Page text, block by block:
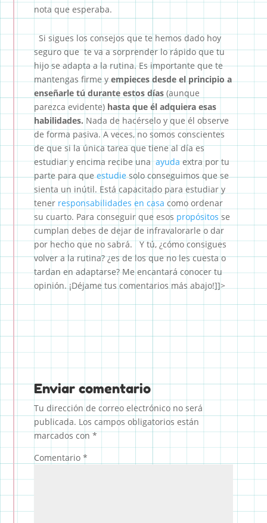
nota que esperaba.
Si sigues los consejos que te hemos dado hoy
seguro que te va a sorprender lo rápido que tu
hijo se adapta a la rutina. Es importante que te
mantengas firme yempieces desde el principio a
enseñarle tú durante estos días (aunque
parezca evidente)hasta que él adquiera esas
habilidades. Nada de hacérselo y que él observe
de forma pasiva. A veces, no somos conscientes
de que si la única tarea que tiene al día es
estudiar y encima recibe unaayudaextra por tu
parte para queestudiesolo conseguimos que se
sienta un inútil. Está capacitado para estudiar y
tener responsabilidades en casa como ordenar
su cuarto. Para conseguir que esos propósitos se
cumplan debes de dejar de infravalorarle o dar
por hecho que no sabrá. Y tú, ¿cómo consigues
volver a la rutina? ¿es de los que no les cuesta o
tardan en adaptarse? Me encantará conocer tu
opinión. ¡Déjame tus comentarios más abajo!]]>
Enviar comentario
Tu dirección de correo electrónico no será
publicada. Los campos obligatorios están
marcados con*
Comentario *